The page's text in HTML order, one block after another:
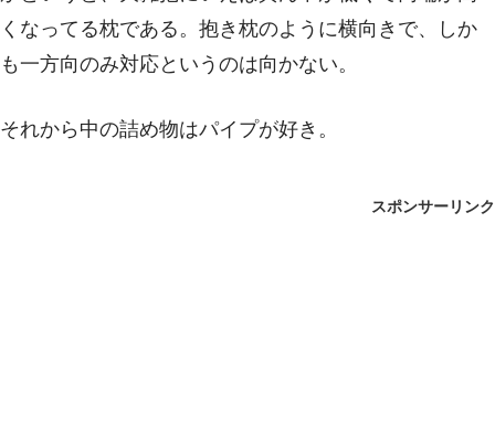
くなってる枕である。抱き枕のように横向きで、しか
も一方向のみ対応というのは向かない。
それから中の詰め物はパイプが好き。
スポンサーリンク